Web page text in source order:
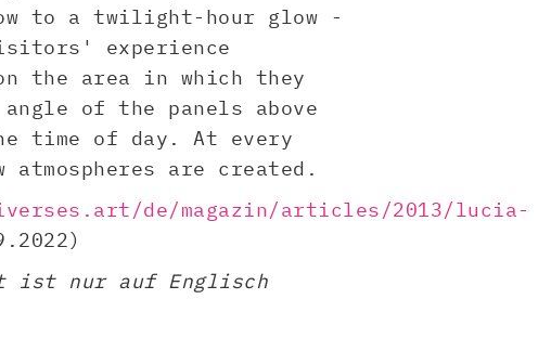
to a twilight-hour glow -
experience
the area in which they
of the panels above
time of day. At every
atmospheres are created.
de/magazin/articles/2013/lucia-
ist nur auf Englisch